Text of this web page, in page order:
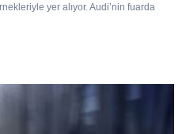
yer alıyor. Audi’nin fuarda